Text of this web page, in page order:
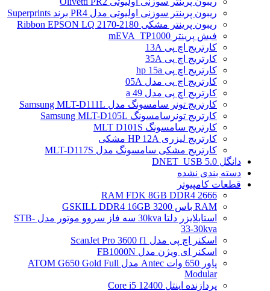
ریبون پرینتر سوزنی اولیوتی مدل PR4 برند Superprints
ریبون پرینتر مشکی Ribbon EPSON LQ 2170-2180
فیش پرینتر mEVA_TP1000
کارتریج اچ پی 13A
کارتریج اچ پی 35A
کارتریج اچ پی hp 15a
کارتریج اچ پی مدل 05A
کارتریج اچ پی مدل 49 a
کارتریج تونر سامسونگ مدل Samsung MLT-D111L
کارتریج تونرسامسونگ Samsung MLT-D105L
کارتریج سامسونگ MLT D101S
کارتریج لیزری HP 12A مشکی
کارتریج مشکی سامسونگ مدل MLT-D117S
دانگل DNET_USB 5.0
دسته بندی نشده
قطعات کامپیوتر
RAM FDK 8GB DDR4 2666
RAM باس 3200 GSKILL DDR4 16GB
استابلایزر دلتا 30kva سه فاز سروو موتور مدل STB-
33-30kva
اسکنر اچ پی مدل ScanJet Pro 3600 f1
اسکنر ای ویژن مدل FB1000N
پاور 650 وات Antec مدل ATOM G650 Gold Full
Modular
پردازنده اینتل Core i5 12400